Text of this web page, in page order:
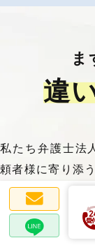
ま
違
私たち弁護士法
頼者様に寄り添
信頼・安心して
るとともに、ご